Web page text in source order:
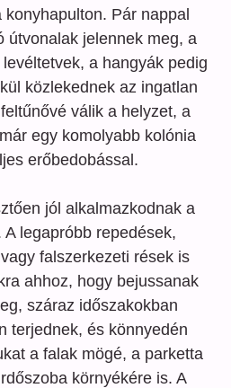
Pár nappal
útvonalak jelennek meg, a
a hangyák pedig
közlekednek az ingatlan
válik a helyzet, a
egy komolyabb kolónia
erőbedobással.
jól alkalmazkodnak a
A legapróbb repedések,
falszerkezeti rések is
ahhoz, hogy bejussanak
száraz időszakokban
terjednek, és könnyedén
a falak mögé, a parketta
környékére is. A